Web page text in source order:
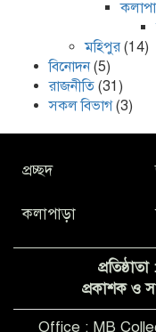
মহিপুর (14)
বিনোদন(5)
রাজনীতি (31)
সকল বিভাগ(3)
প্রচ্ছদ
কলাপাড়া
প্রতিষ্ঠাতা :
প্রকাশক ও
Office : MB